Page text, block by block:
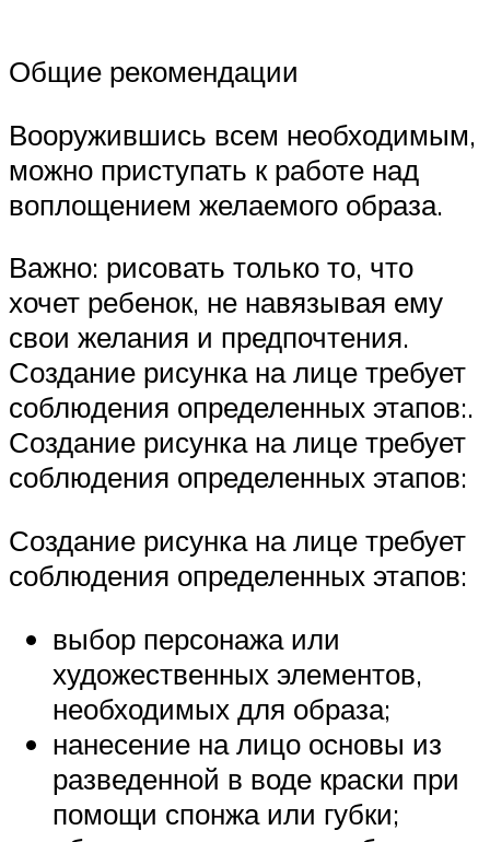
Общие рекомендации
Вооружившись всем необходимым,
можно приступать к работе над
воплощением желаемого образа.
Важно: рисовать только то, что
хочет ребенок, не навязывая ему
свои желания и предпочтения.
Создание рисунка на лице требует
соблюдения определенных этапов:.
Создание рисунка на лице требует
соблюдения определенных этапов:
Создание рисунка на лице требует
соблюдения определенных этапов:
выбор персонажа или
художественных элементов,
необходимых для образа;
нанесение на лицо основы из
разведенной в воде краски при
помощи спонжа или губки;